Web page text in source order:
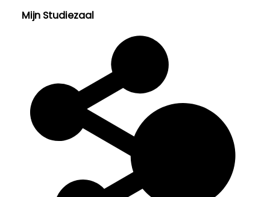
Mijn Studiezaal